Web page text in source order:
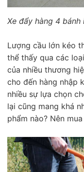
Xe đẩy hàng 4
Lượng cầu lớn kéo
thể thấy qua các
của nhiều thương
cho đến hàng nhập
nhiều sự lựa chọn
lại cũng mang khá
phẩm nào? Nên